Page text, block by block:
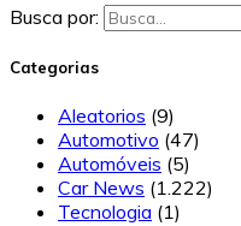
Busca por:
Categorias
Aleatorios (9)
Automotivo (47)
Automóveis (5)
Car News (1.222)
Tecnologia (1)